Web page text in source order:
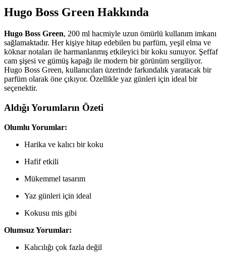
Hugo Boss Green Hakkında
Hugo Boss Green, 200 ml hacmiyle uzun ömürlü kullanım imkanı
sağlamaktadır. Her kişiye hitap edebilen bu parfüm, yeşil elma ve
köknar notaları ile harmanlanmış etkileyici bir koku sunuyor. Şeffaf
cam şişesi ve gümüş kapağı ile modern bir görünüm sergiliyor.
Hugo Boss Green, kullanıcıları üzerinde farkındalık yaratacak bir
parfüm olarak öne çıkıyor. Özellikle yaz günleri için ideal bir
seçenektir.
Aldığı Yorumların Özeti
Olumlu Yorumlar:
Harika ve kalıcı bir koku
Hafif etkili
Mükemmel tasarım
Yaz günleri için ideal
Kokusu mis gibi
Olumsuz Yorumlar:
Kalıcılığı çok fazla değil